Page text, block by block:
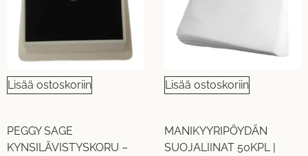
Lisää ostoskoriin
PEGGY SAGE
KYNSILÄVISTYSKORU –
Lisää ostoskoriin
MANIKYYRIPÖYDÄN
SUOJALIINAT 50KPL |